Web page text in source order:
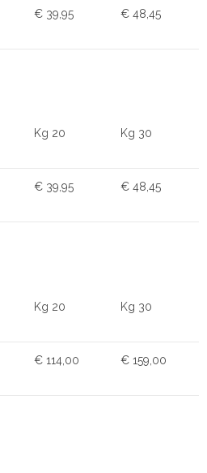
€ 39,95 € 48,45
Kg 20 Kg 30
€ 39,95 € 48,45
Kg 20 Kg 30
€ 114,00 € 159,00